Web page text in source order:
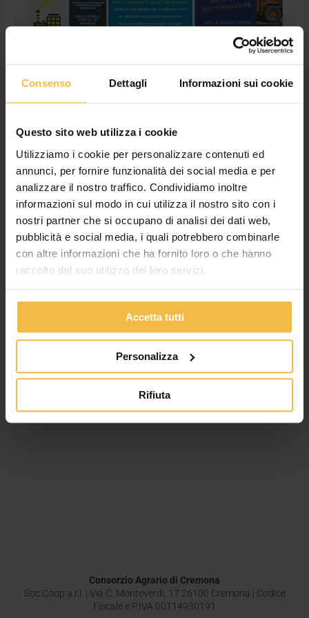
Consenso Dettagli Informazioni sui cookie
Questo sito web utilizza i cookie
Utilizziamo i cookie per personalizzare contenuti ed
annunci, per fornire funzionalità dei social media e per
analizzare il nostro traffico. Condividiamo inoltre
informazioni sul modo in cui utilizza il nostro sito con i
nostri partner che si occupano di analisi dei dati web,
pubblicità e social media, i quali potrebbero combinarle
con altre informazioni che ha fornito loro o che hanno
raccolto dal suo utilizzo dei loro servizi.
Accetta tutti
Personalizza
Rifiuta
BANDO INAIL ISI 2019: IL 23
FEBBRAIO ALL’OPEN DAY UNO
SPORTELLO DEDICATO!
News,Non categorizzato/adminconsorzioac
CREMONA – C’è un motivo in più per non perdere sabato 23
febbraio l’Open Day al nostro Servizio Macchine di Cremona.
Presso gli spazi di Via delle Vigne 210 sarà attivo dalle 11 alle
tutte le indicazioni, i consigli e l’assistenza pratica necessaria
per […]
ALL’OPEN
SPORTELLO
DEDICATO!
Consorzio Agrario di Cremona
Soc.Coop.a.r.l. | Via C. Monteverdi, 17 26100 Cremona | Codice
Fiscale e P.IVA 00114930191